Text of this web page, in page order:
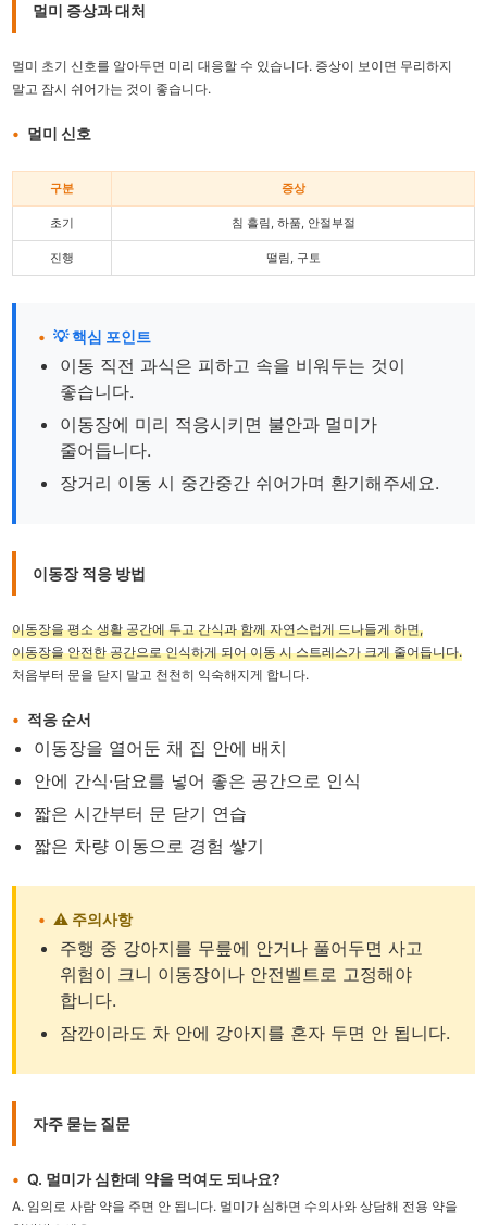
멀미 증상과 대처
멀미 초기 신호를 알아두면 미리 대응할 수 있습니다. 증상이 보이면 무리하지
말고 잠시 쉬어가는 것이 좋습니다.
멀미 신호
구분 증상
초기 침 흘림, 하품, 안절부절
진행 떨림, 구토
💡 핵심 포인트
이동 직전 과식은 피하고 속을 비워두는 것이
좋습니다.
이동장에 미리 적응시키면 불안과 멀미가
줄어듭니다.
장거리 이동 시 중간중간 쉬어가며 환기해주세요.
이동장 적응 방법
이동장을 평소 생활 공간에 두고 간식과 함께 자연스럽게 드나들게 하면,
이동장을 안전한 공간으로 인식하게 되어 이동 시 스트레스가 크게 줄어듭니다.
처음부터 문을 닫지 말고 천천히 익숙해지게 합니다.
적응 순서
이동장을 열어둔 채 집 안에 배치
안에 간식·담요를 넣어 좋은 공간으로 인식
짧은 시간부터 문 닫기 연습
짧은 차량 이동으로 경험 쌓기
⚠️ 주의사항
주행 중 강아지를 무릎에 안거나 풀어두면 사고
위험이 크니 이동장이나 안전벨트로 고정해야
합니다.
잠깐이라도 차 안에 강아지를 혼자 두면 안 됩니다.
자주 묻는 질문
Q. 멀미가 심한데 약을 먹여도 되나요?
A. 임의로 사람 약을 주면 안 됩니다. 멀미가 심하면 수의사와 상담해 전용 약을